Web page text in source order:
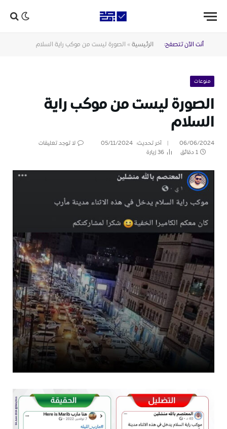
أنت الآن تتصفح: الرئيسية » الصورة ليست من موكب راية السلام
منوعات
الصورة ليست من موكب راية
السلام
06/06/2024 آخر تحديث: 05/11/2024
لا توجد تعليقات
1 دقائق
36زيارة